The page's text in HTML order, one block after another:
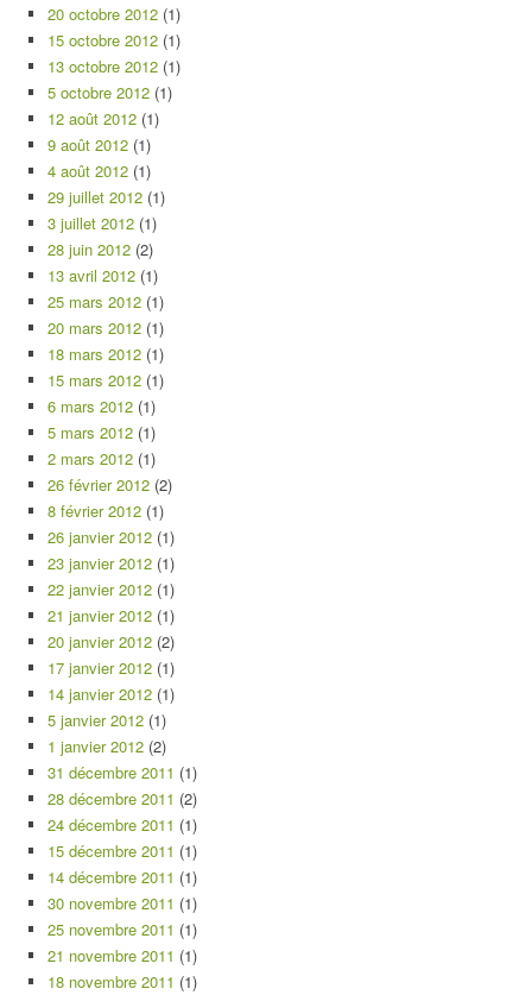
20 octobre 2012 (1)
15 octobre 2012 (1)
13 octobre 2012 (1)
5 octobre 2012 (1)
12 août 2012 (1)
9 août 2012 (1)
4 août 2012 (1)
29 juillet 2012 (1)
3 juillet 2012 (1)
28 juin 2012 (2)
13 avril 2012 (1)
25 mars 2012 (1)
20 mars 2012 (1)
18 mars 2012 (1)
15 mars 2012 (1)
6 mars 2012 (1)
5 mars 2012 (1)
2 mars 2012 (1)
26 février 2012 (2)
8 février 2012 (1)
26 janvier 2012 (1)
23 janvier 2012 (1)
22 janvier 2012 (1)
21 janvier 2012 (1)
20 janvier 2012 (2)
17 janvier 2012 (1)
14 janvier 2012 (1)
5 janvier 2012 (1)
1 janvier 2012 (2)
31 décembre 2011 (1)
28 décembre 2011 (2)
24 décembre 2011 (1)
15 décembre 2011 (1)
14 décembre 2011 (1)
30 novembre 2011 (1)
25 novembre 2011 (1)
21 novembre 2011 (1)
18 novembre 2011 (1)